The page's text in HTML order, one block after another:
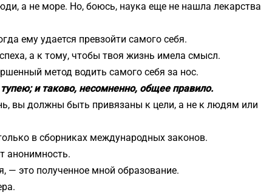
а не море. Но, боюсь, наука еще не нашла лекарства
ему удается превзойти самого себя.
а к тому, чтобы твоя жизнь имела смысл.
метод водить самого себя за нос.
и таково, несомненно, общее правило.
вы должны быть привязаны к цели, а не к людям или
в сборниках международных законов.
анонимность.
— это полученное мной образование.